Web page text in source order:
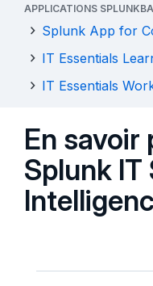
APPLICATIONS
Splunk App for
IT Essentials
IT Essentials
En savoir
Splunk IT